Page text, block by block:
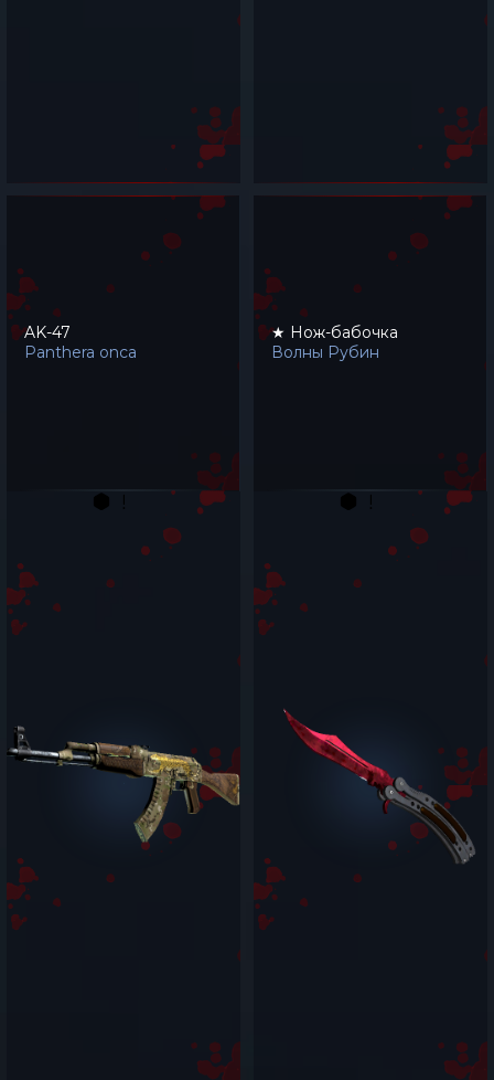
AK-47
Panthera onca
★ Нож-бабочка
Волны Рубин